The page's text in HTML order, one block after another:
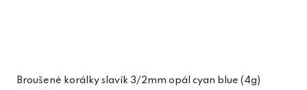
Broušené korálky slavík 3/2mm opál cyan blue (4g)